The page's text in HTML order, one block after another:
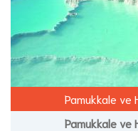
Pamukkale ve
Pamukkale ve